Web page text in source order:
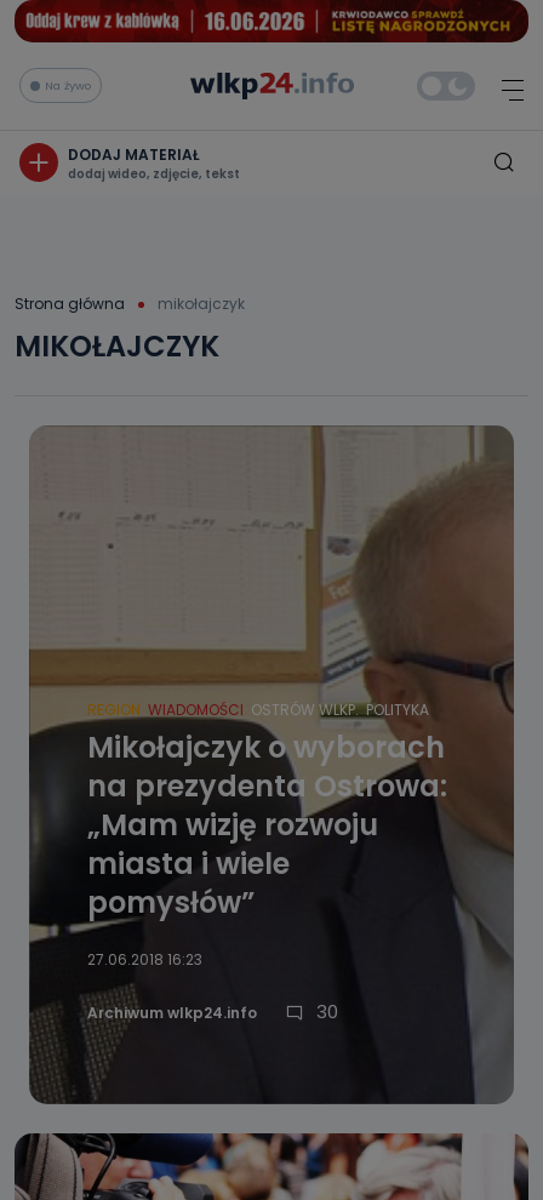
Na żywo
DODAJ MATERIAŁ
dodaj wideo, zdjęcie, tekst
Strona główna mikołajczyk
MIKOŁAJCZYK
REGION WIADOMOŚCI OSTRÓW WLKP. POLITYKA
Mikołajczyk o wyborach
na prezydenta Ostrowa:
„Mam wizję rozwoju
miasta i wiele
pomysłów”
27.06.2018 16:23
Archiwum wlkp24.info 30